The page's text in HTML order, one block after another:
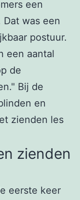
een
was een
postuur.
een aantal
de
Bij de
en
zienden les
zienden
eerste keer